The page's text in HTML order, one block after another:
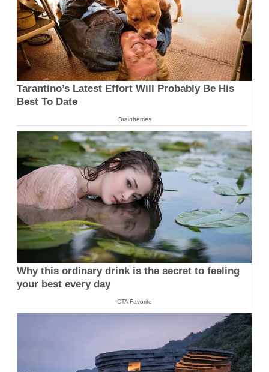
Tarantino’s Latest Effort Will Probably Be His
Best To Date
Brainberries
Why this ordinary drink is the secret to feeling
your best every day
CTA Favorite